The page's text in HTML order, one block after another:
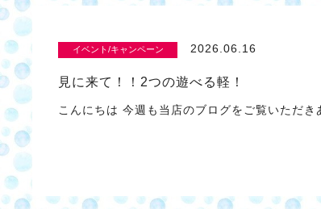
イベント/キャンペーン 2026.06.16
見に来て！！2つの遊べる軽！
こんにちは 今週も当店のブログをご覧いただ